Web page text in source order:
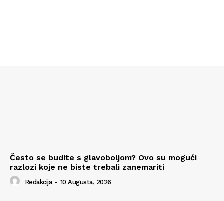
Često se budite s glavoboljom? Ovo su mogući
razlozi koje ne biste trebali zanemariti
Redakcija - 10 Augusta, 2026